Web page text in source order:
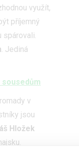
využít,
příjemný
spárovali.
. Jediná
sousedům
v
jsou
Hložek